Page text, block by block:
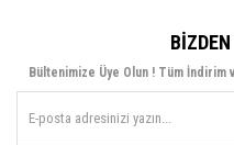
Bültenimize Üye Olun ! Tüm